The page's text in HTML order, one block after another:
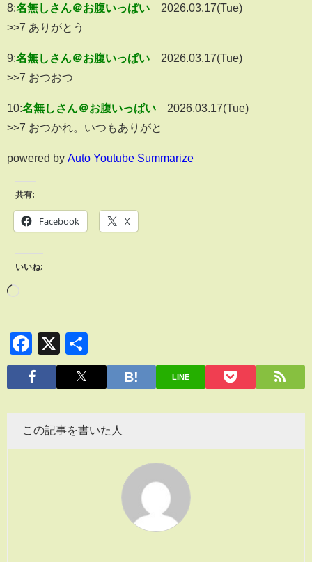
8:名無しさん＠お腹いっぱい
2026.03.17(Tue)
>>7 ありがとう
9:名無しさん＠お腹いっぱい
2026.03.17(Tue)
>>7 おつおつ
10:名無しさん＠お腹いっぱい
2026.03.17(Tue)
>>7 おつかれ。いつもありがと
powered by Auto Youtube Summarize
共有:
Facebook X
いいね:
Facebook
X
有
LINE
この記事を書いた人